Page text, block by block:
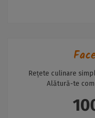
Rețete culinare
Alătură-te